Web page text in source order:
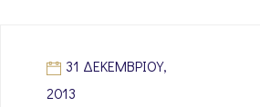
31 ΔΕΚΕΜΒΡΊΟΥ,
2013